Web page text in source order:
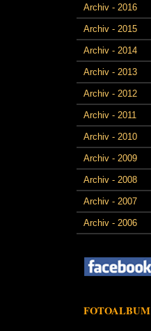
Archiv - 2016
Archiv - 2015
Archiv - 2014
Archiv - 2013
Archiv - 2012
Archiv - 2011
Archiv - 2010
Archiv - 2009
Archiv - 2008
Archiv - 2007
Archiv - 2006
FOTOALBUM